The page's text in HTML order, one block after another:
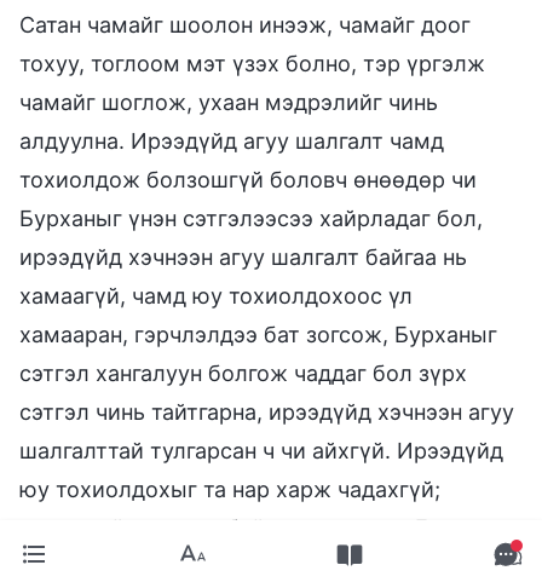
Сатан чамайг шоолон инээж, чамайг доог
тохуу, тоглоом мэт үзэх болно, тэр үргэлж
чамайг шоглож, ухаан мэдрэлийг чинь
алдуулна. Ирээдүйд агуу шалгалт чамд
тохиолдож болзошгүй боловч өнөөдөр чи
Бурханыг үнэн сэтгэлээсээ хайрладаг бол,
ирээдүйд хэчнээн агуу шалгалт байгаа нь
хамаагүй, чамд юу тохиолдохоос үл
хамааран, гэрчлэлдээ бат зогсож, Бурханыг
сэтгэл хангалуун болгож чаддаг бол зүрх
сэтгэл чинь тайтгарна, ирээдүйд хэчнээн агуу
шалгалттай тулгарсан ч чи айхгүй. Ирээдүйд
юу тохиолдохыг та нар харж чадахгүй;
өнөөдрийн нөхцөл байдалд л та нар Бурханыг
сэтгэл хангалуун болгож чадна. Та нар ямар ч